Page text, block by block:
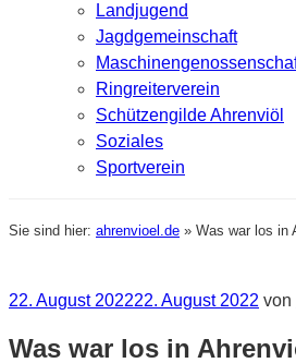
Landjugend
Jagdgemeinschaft
Ringreiterverein
Schützengilde Ahrenviöl
Soziales
Sportverein
Sie sind hier: ahrenvioel.de » Was war los in
Veröffentlicht
22. August 202222. August 2022 von
Was war los in